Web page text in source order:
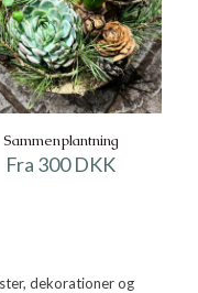
Sammenplantning
Fra 300 DKK
dekorationer og